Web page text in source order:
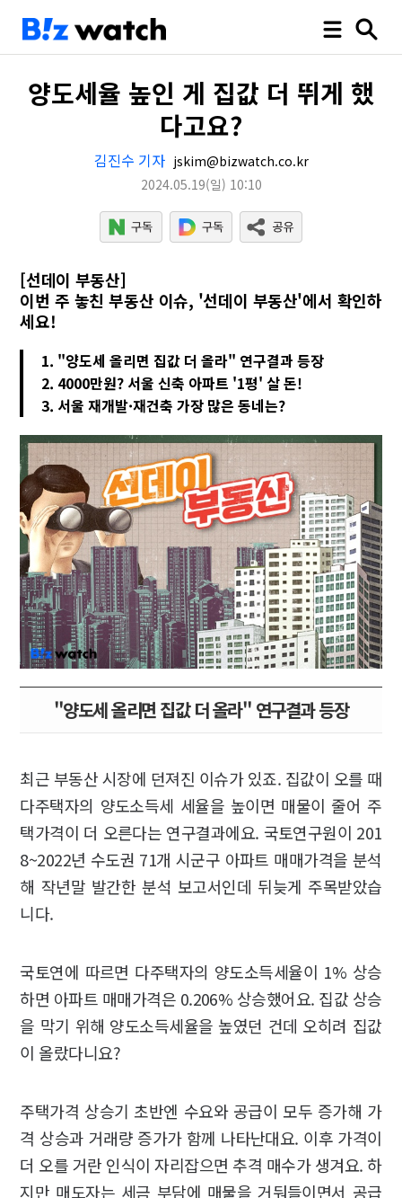
양도세율 높인 게 집값 더 뛰게 했
다고요?
김진수 기자 jskim@bizwatch.co.kr
2024.05.19(일) 10:10
[선데이 부동산]
이번 주 놓친 부동산 이슈, '선데이 부동산'에서 확인하
세요!
1. "양도세 올리면 집값 더 올라" 연구결과 등장
2. 4000만원? 서울 신축 아파트 '1평' 살 돈!
3. 서울 재개발·재건축 가장 많은 동네는?
"양도세 올리면 집값 더 올라" 연구결과 등장
최근 부동산 시장에 던져진 이슈가 있죠. 집값이 오를 때
다주택자의 양도소득세 세율을 높이면 매물이 줄어 주
택가격이 더 오른다는 연구결과에요. 국토연구원이 201
8~2022년 수도권 71개 시군구 아파트 매매가격을 분석
해 작년말 발간한 분석 보고서인데 뒤늦게 주목받았습
니다.
국토연에 따르면 다주택자의 양도소득세율이 1% 상승
하면 아파트 매매가격은 0.206% 상승했어요. 집값 상승
을 막기 위해 양도소득세율을 높였던 건데 오히려 집값
이 올랐다니요?
주택가격 상승기 초반엔 수요와 공급이 모두 증가해 가
격 상승과 거래량 증가가 함께 나타난대요. 이후 가격이
더 오를 거란 인식이 자리잡으면 추격 매수가 생겨요. 하
지만 매도자는 세금 부담에 매물을 거둬들이면서 공급